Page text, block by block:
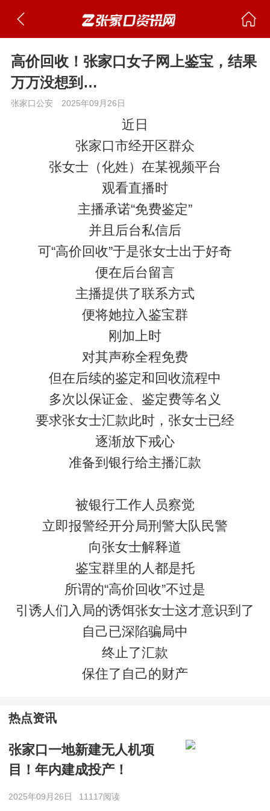
高价回收！张家口女子网上鉴宝，结果
万万没想到…
张家口公安 2025年09月26日
近日
张家口市经开区群众
张女士（化姓）在某视频平台
观看直播时
主播承诺“免费鉴定”
并且后台私信后
可“高价回收”于是张女士出于好奇
便在后台留言
主播提供了联系方式
便将她拉入鉴宝群
刚加上时
对其声称全程免费
但在后续的鉴定和回收流程中
多次以保证金、鉴定费等名义
要求张女士汇款此时，张女士已经
逐渐放下戒心
准备到银行给主播汇款
被银行工作人员察觉
立即报警经开分局刑警大队民警
向张女士解释道
鉴宝群里的人都是托
所谓的“高价回收”不过是
引诱人们入局的诱饵张女士这才意识到了
自己已深陷骗局中
终止了汇款
保住了自己的财产
热点资讯
张家口一地新建无人机项
目！年内建成投产！
2025年09月26日 11117阅读